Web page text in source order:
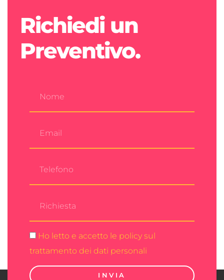
Richiedi un
Preventivo.
Ho letto e accetto le policy sul
trattamento dei dati personali
INVIA